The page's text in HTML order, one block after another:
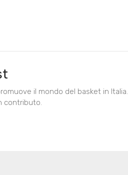
il mondo del basket in Italia.
contributo.